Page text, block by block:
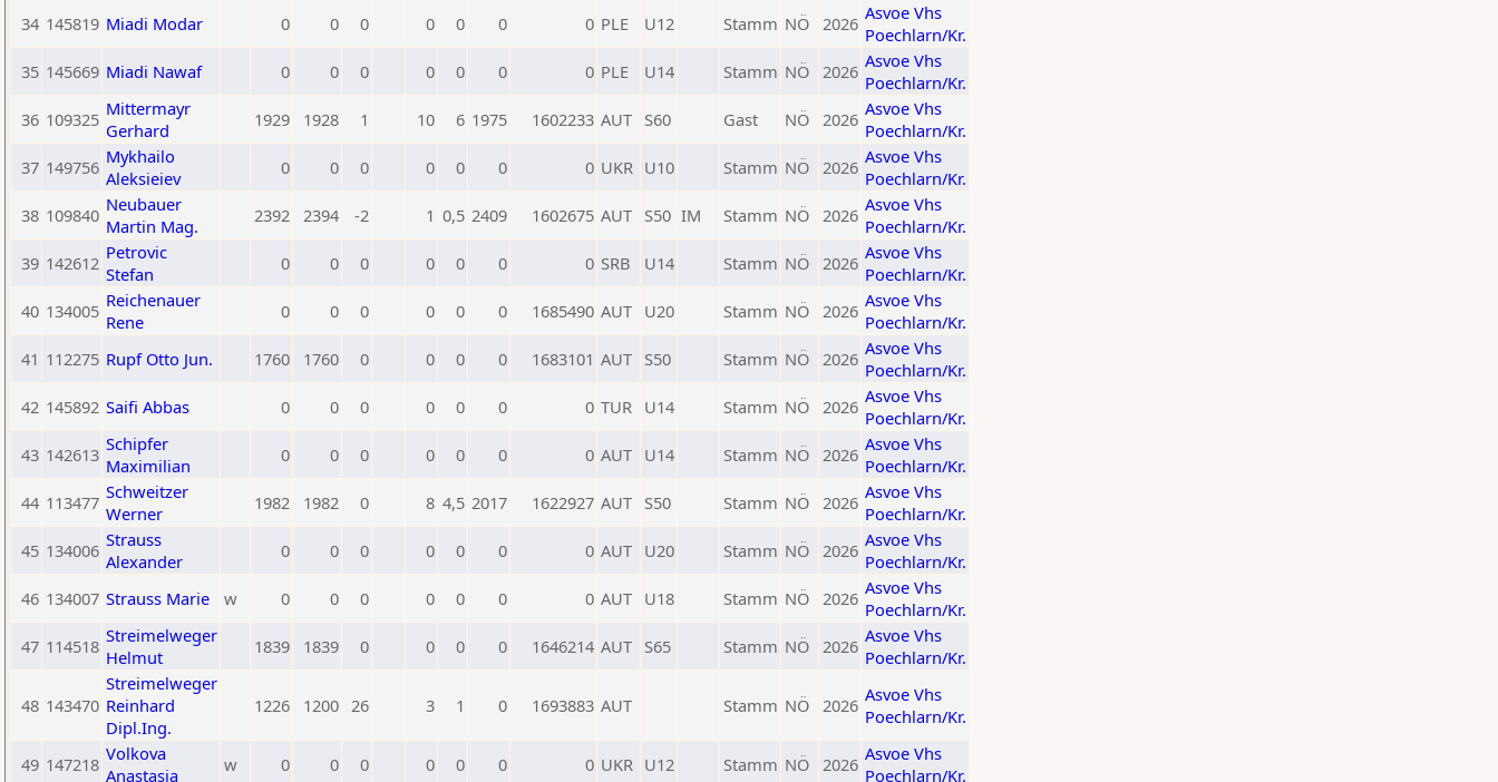
34 145819 Miadi Modar 0 0 0 0 0 0 0 PLE U12 Stamm NÖ 2026 Asvoe Vhs
Poechlarn/Kr.
35 145669 Miadi Nawaf 0 0 0 0 0 0 0 PLE U14 Stamm NÖ 2026 Asvoe Vhs
Poechlarn/Kr.
36 109325 Mittermayr
Gerhard
1929 1928 1 10 6 1975 1602233 AUT S60 Gast NÖ 2026 Asvoe Vhs
Poechlarn/Kr.
37 149756 Mykhailo
Aleksieiev
0 0 0 0 0 0 0 UKR U10 Stamm NÖ 2026 Asvoe Vhs
Poechlarn/Kr.
38 109840 Neubauer
Martin Mag.
2392 2394 -2 1 0,5 2409 1602675 AUT S50 IM Stamm NÖ 2026 Asvoe Vhs
Poechlarn/Kr.
39 142612 Petrovic
Stefan
0 0 0 0 0 0 0 SRB U14 Stamm NÖ 2026 Asvoe Vhs
Poechlarn/Kr.
40 134005 Reichenauer
Rene
0 0 0 0 0 0 1685490 AUT U20 Stamm NÖ 2026 Asvoe Vhs
Poechlarn/Kr.
41 112275 Rupf Otto Jun. 1760 1760 0 0 0 0 1683101 AUT S50 Stamm NÖ 2026 Asvoe Vhs
Poechlarn/Kr.
42 145892 Saifi Abbas 0 0 0 0 0 0 0 TUR U14 Stamm NÖ 2026 Asvoe Vhs
Poechlarn/Kr.
43 142613 Schipfer
Maximilian
0 0 0 0 0 0 0 AUT U14 Stamm NÖ 2026 Asvoe Vhs
Poechlarn/Kr.
44 113477 Schweitzer
Werner
1982 1982 0 8 4,5 2017 1622927 AUT S50 Stamm NÖ 2026 Asvoe Vhs
Poechlarn/Kr.
45 134006 Strauss
Alexander
0 0 0 0 0 0 0 AUT U20 Stamm NÖ 2026 Asvoe Vhs
Poechlarn/Kr.
46 134007 Strauss Marie w 0 0 0 0 0 0 0 AUT U18 Stamm NÖ 2026 Asvoe Vhs
Poechlarn/Kr.
47 114518 Streimelweger
Helmut
1839 1839 0 0 0 0 1646214 AUT S65 Stamm NÖ 2026 Asvoe Vhs
Poechlarn/Kr.
48 143470
Streimelweger
Reinhard
Dipl.Ing.
1226 1200 26 3 1 0 1693883 AUT Stamm NÖ 2026 Asvoe Vhs
Poechlarn/Kr.
49 147218 Volkova
Anastasia
w 0 0 0 0 0 0 0 UKR U12 Stamm NÖ 2026 Asvoe Vhs
Poechlarn/Kr.